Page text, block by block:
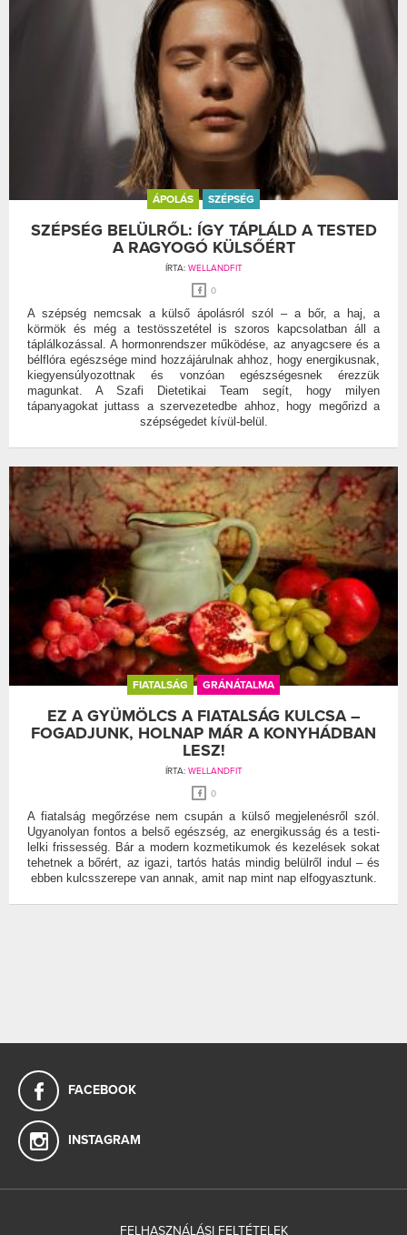
ÁPOLÁS SZÉPSÉG
SZÉPSÉG BELÜLRŐL: ÍGY TÁPLÁLD A TESTED
A RAGYOGÓ KÜLSŐÉRT
ÍRTA: WELLANDFIT
0
A szépség nemcsak a külső ápolásról szól – a bőr, a haj, a
körmök és még a testösszetétel is szoros kapcsolatban áll a
táplálkozással. A hormonrendszer működése, az anyagcsere és a
bélflóra egészsége mind hozzájárulnak ahhoz, hogy energikusnak,
kiegyensúlyozottnak és vonzóan egészségesnek érezzük
magunkat. A Szafi Dietetikai Team segít, hogy milyen
tápanyagokat juttass a szervezetedbe ahhoz, hogy megőrizd a
szépségedet kívül-belül.
FIATALSÁG GRÁNÁTALMA
EZ A GYÜMÖLCS A FIATALSÁG KULCSA –
FOGADJUNK, HOLNAP MÁR A KONYHÁDBAN
LESZ!
ÍRTA: WELLANDFIT
0
A fiatalság megőrzése nem csupán a külső megjelenésről szól.
Ugyanolyan fontos a belső egészség, az energikusság és a testi-
lelki frissesség. Bár a modern kozmetikumok és kezelések sokat
tehetnek a bőrért, az igazi, tartós hatás mindig belülről indul – és
ebben kulcsszerepe van annak, amit nap mint nap elfogyasztunk.
FACEBOOK
INSTAGRAM
FELHASZNÁLÁSI FELTÉTELEK